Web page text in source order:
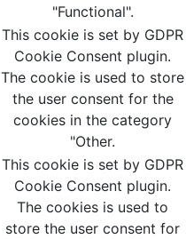
"Functional".
This cookie is set by GDPR
Cookie Consent plugin.
The cookie is used to store
the user consent for the
cookies in the category
"Other.
This cookie is set by GDPR
Cookie Consent plugin.
The cookies is used to
store the user consent for